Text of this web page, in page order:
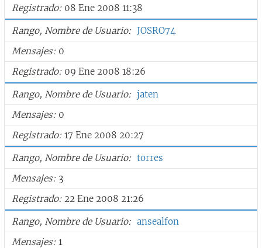
Registrado 08 Ene 2008 11:38
Rango, Nombre de Usuario
JOSRO74
Mensajes 0
Registrado 09 Ene 2008 18:26
Rango, Nombre de Usuario
jaten
Mensajes 0
Registrado 17 Ene 2008 20:27
Rango, Nombre de Usuario
torres
Mensajes 3
Registrado 22 Ene 2008 21:26
Rango, Nombre de Usuario
ansealfon
Mensajes 1